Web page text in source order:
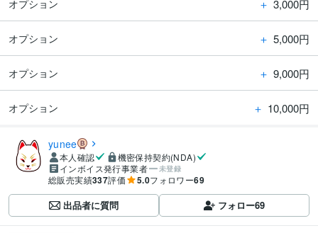
オプション ＋ 3,000円
オプション ＋ 5,000円
オプション ＋ 9,000円
オプション ＋ 10,000円
yunee
本人確認
機密保持契約(NDA)
インボイス発行事業者
未登録
総販売実績337評価 5.0フォロワー69
出品者に質問 フォロー69